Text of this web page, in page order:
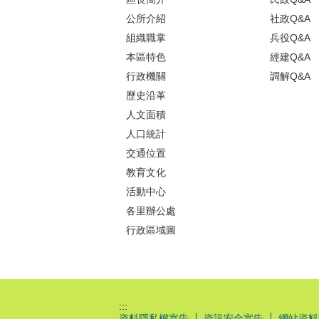
公所介紹
組織職掌
本區特色
行政機關
歷史沿革
人文面積
人口統計
交通位置
教育文化
活動中心
各里辦公處
行政區域圖
社政Q&A
兵役Q&A
經建Q&A
調解Q&A
:::